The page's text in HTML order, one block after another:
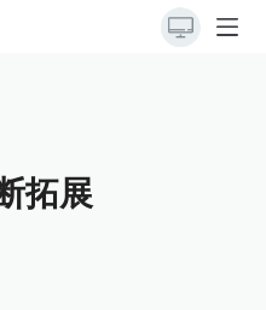
拓展